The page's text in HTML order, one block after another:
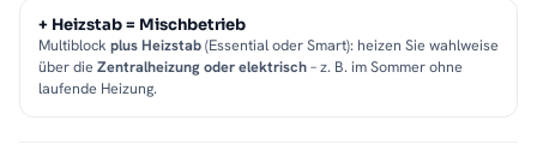
+ Heizstab = Mischbetrieb
Multiblock plus Heizstab(Essential oder Smart): heizen Sie wahlweise
über die Zentralheizung oder elektrisch– z. B. im Sommer ohne
laufende Heizung.